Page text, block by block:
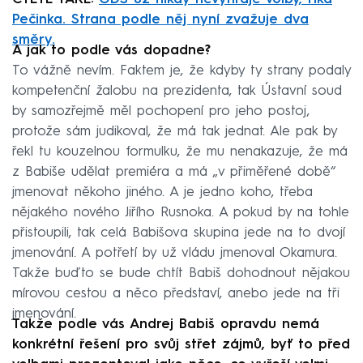
Pečinka. Strana podle něj nyní zvažuje dva
směry.
A jak to podle vás dopadne?
To vážně nevím. Faktem je, že kdyby ty strany podaly
kompetenční žalobu na prezidenta, tak Ústavní soud
by samozřejmě měl pochopení pro jeho postoj,
protože sám judikoval, že má tak jednat. Ale pak by
řekl tu kouzelnou formulku, že mu nenakazuje, že má
z Babiše udělat premiéra a má „v přiměřené době“
jmenovat někoho jiného. A je jedno koho, třeba
nějakého nového Jiřího Rusnoka. A pokud by na tohle
přistoupili, tak celá Babišova skupina jede na to dvojí
jmenování. A potřetí by už vládu jmenoval Okamura.
Takže buďto se bude chtít Babiš dohodnout nějakou
mírovou cestou a něco představí, anebo jede na tři
jmenování.
Takže podle vás Andrej Babiš opravdu nemá
konkrétní řešení pro svůj střet zájmů, byť to před